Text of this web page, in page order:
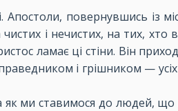
Апостоли, повернувшись
і нечистих, на тих, хто
ламає ці стіни. Він
і грішником —
ми ставимося до людей, що